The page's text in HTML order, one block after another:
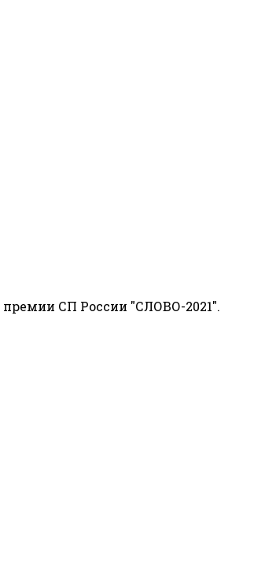
премии СП России "СЛОВО-2021".